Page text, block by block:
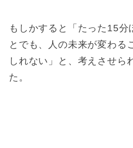
もしかすると「たった15分
とでも、人の未来が変わる
しれない」と、考えさせら
た。